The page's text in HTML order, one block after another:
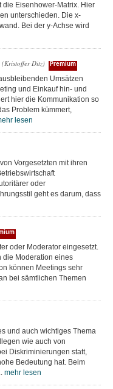
die Eisenhower-Matrix. Hier
unterschieden. Die x-
Bei der y-Achse wird
(Kristoffer Ditz) Premium
Umsätzen
und Einkauf hin- und
hier die Kommunikation so
Problem kümmert,
lesen
Vorgesetzten mit ihren
oder
geht es darum, dass
oder Moderator eingesetzt.
die Moderation eines
können Meetings sehr
bei sämtlichen Themen
und auch wichtiges Thema
wie auch von
Diskriminierungen statt,
Bedeutung hat. Beim
mehr lesen